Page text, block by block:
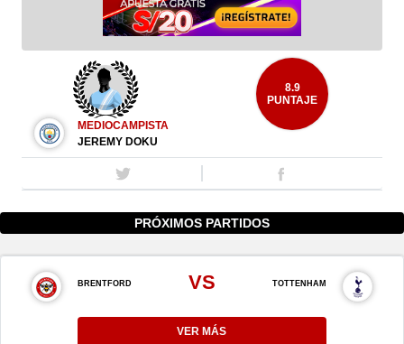
MEDIOCAMPISTA
JEREMY DOKU
8.9
PUNTAJE
PRÓXIMOS PARTIDOS
BRENTFORD VS TOTTENHAM
VER MÁS